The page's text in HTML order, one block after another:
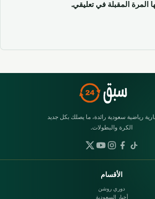
المرة المقبلة في تعليقي.
رياضية سعودية رائدة، ما يصلك بكل جديد
الكرة والبطولات.
الأقسام
دوري روشن
أخبار السعودية